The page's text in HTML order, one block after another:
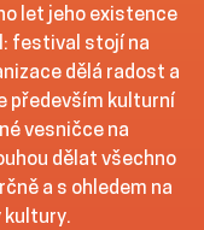
let jeho existence
festival stojí na
dělá radost a
především kulturní
vesničce na
dělat všechno
a s ohledem na
kultury.